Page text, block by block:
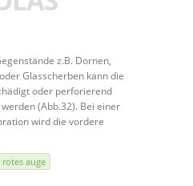
z.B. Dornen,
Glasscherben kann die
oder perforierend
(Abb.32). Bei einer
wird die vordere
rotes auge